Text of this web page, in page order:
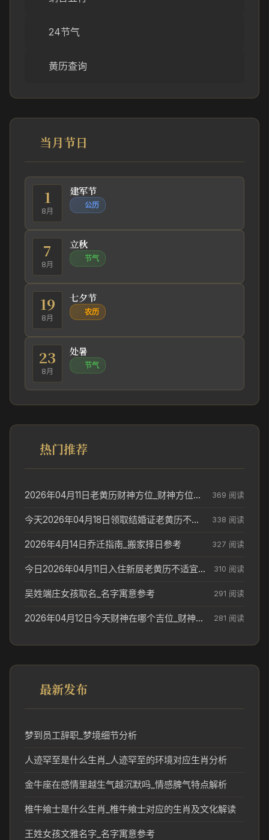
24节气
黄历查询
当月节日
1
8月
建军节
公历
7
8月
立秋
节气
19
8月
七夕节
农历
23
8月
处暑
节气
热门推荐
2026年04月11日老黄历财神方位_财神方位与供奉讲究 369 阅读
今天2026年04月18日领取结婚证老黄历不适合吗_领证日期参考 338 阅读
2026年4月14日乔迁指南_搬家择日参考 327 阅读
今日2026年04月11日入住新居老黄历不适宜吗_搬家择日参考 310 阅读
吴姓端庄女孩取名_名字寓意参考 291 阅读
2026年04月12日今天财神在哪个吉位_财神方位参考 281 阅读
最新发布
梦到员工辞职_梦境细节分析
人迹罕至是什么生肖_人迹罕至的环境对应生肖分析
金牛座在感情里越生气越沉默吗_情感脾气特点解析
椎牛飨士是什么生肖_椎牛飨士对应的生肖及文化解读
王姓女孩文雅名字_名字寓意参考